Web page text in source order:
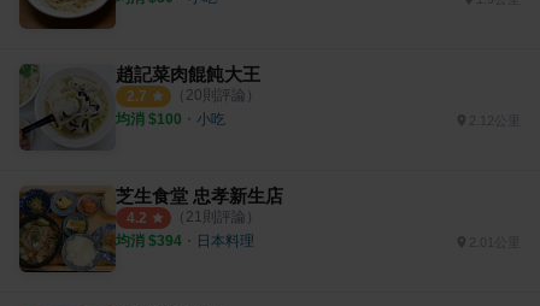
趙記菜肉餛飩大王
2.7 （ 20則評論）
均消 $100 ・ 小吃
芝生食堂 忠孝新生店
4.2 （ 21則評論）
均消 $394 ・ 日本料理